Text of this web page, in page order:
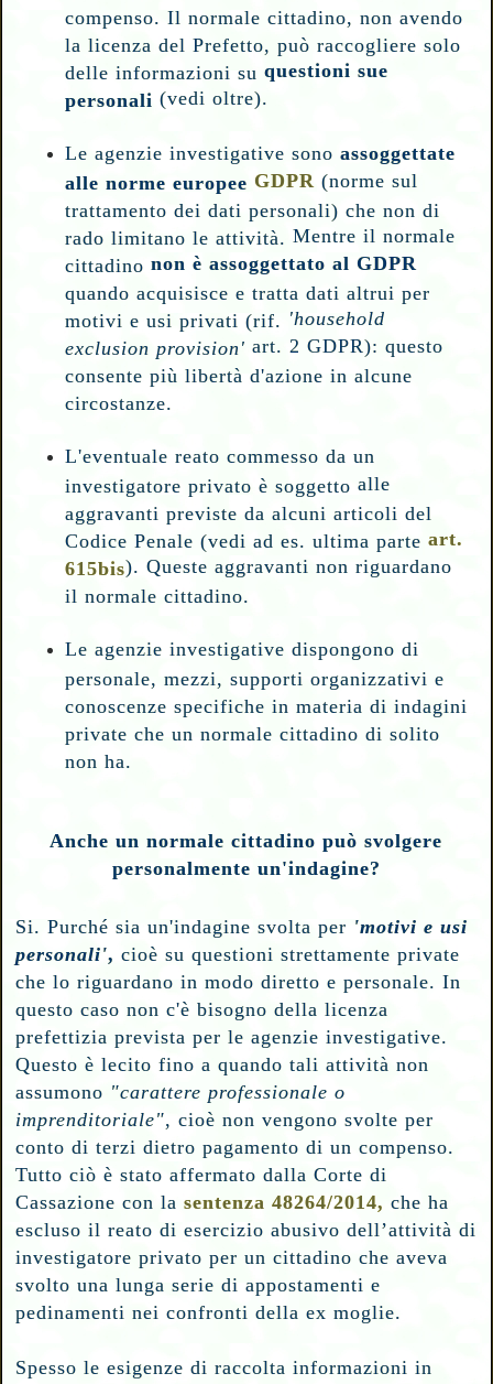
compenso. Il normale cittadino, non avendo
la licenza del Prefetto, può raccogliere solo
delle informazioni suquestioni sue
personali (vedi oltre).
Le agenzie investigative sono assoggettate
alle norme europee GDPR (norme sul
trattamento dei dati personali) che non di
rado limitano le attività.
Mentre il normale
cittadinonon è assoggettato al GDPR
quando acquisisce e tratta dati altrui per
motivi e usi privati (rif.
'household
exclusion provision'art. 2 GDPR): questo
consente più libertà d'azione in alcune
circostanze.
L'eventuale reato commesso da un
investigatore privato è soggettoalle
aggravanti previste da alcuni articoli del
Codice Penale (vedi ad es. ultima parteart.
615bis). Queste aggravanti non riguardano
il normale cittadino.
Le agenzie investigative dispongono di
personale, mezzi, supporti organizzativi e
conoscenze specifiche in materia di indagini
private che un normale cittadino di solito
non ha.
Anche un normale cittadino può svolgere
personalmente un'indagine?
Si. Purché sia un'indagine svolta per 'motivi e usi
personali',cioè su questioni strettamente private
che lo riguardano in modo diretto e personale. In
questo caso non c'è bisogno della licenza
prefettizia prevista per le agenzie investigative.
Questo è lecito fino a quando tali attività non
assumono "carattere professionale o
imprenditoriale", cioè non vengono svolte per
conto di terzi dietro pagamento di un compenso.
Tutto ciò è stato affermato dalla Corte di
Cassazione con lasentenza 48264/2014, che ha
escluso il reato di esercizio abusivo dell’attività di
investigatore privato per un cittadino che aveva
svolto una lunga serie di appostamenti e
pedinamenti nei confronti della ex moglie.
Spesso le esigenze di raccolta informazioni in